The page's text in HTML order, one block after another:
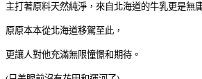
主打著原料天然純淨，來自北海道的牛乳更是無
原原本本從北海道移駕至此，
更讓人對他充滿無限憧憬和期待。